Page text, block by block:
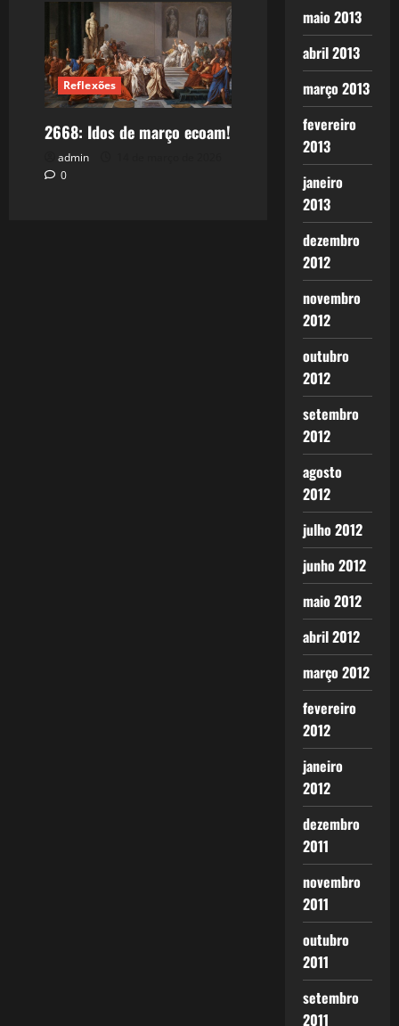
Reflexões
2668: Idos de março ecoam!
admin
0
maio 2013
abril 2013
março 2013
fevereiro
2013
janeiro
2013
dezembro
2012
novembro
2012
outubro
2012
setembro
2012
agosto
2012
julho 2012
junho 2012
maio 2012
abril 2012
março 2012
fevereiro
2012
janeiro
2012
dezembro
2011
novembro
2011
outubro
2011
setembro
2011